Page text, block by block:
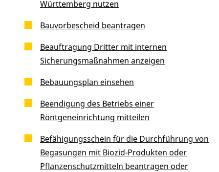
Württemberg nutzen
Bauvorbescheid beantragen
Beauftragung Dritter mit internen
Sicherungsmaßnahmen anzeigen
Bebauungsplan einsehen
Beendigung des Betriebs einer
Röntgeneinrichtung mitteilen
Befähigungsschein für die Durchführung von
Begasungen mit Biozid-Produkten oder
Pflanzenschutzmitteln beantragen oder